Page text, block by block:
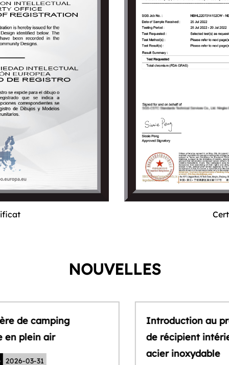
NOUVELLES
Introduction au processus conventionnel
de récipient intérieur des gobelets en
acier inoxydable